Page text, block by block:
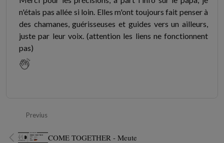
n'étais pas allée si loin. Elles m'ont toujours fait penser à
des chamanes, guérisseuses et guides vers un ailleurs,
juste par leur voix. (attention les liens ne fonctionnent
pas)
Previus
COME TOGETHER - Meute